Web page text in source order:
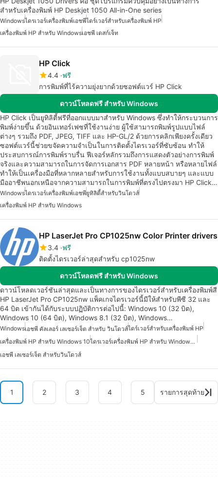
สำหรับเครื่องพิมพ์ HP Deskjet 1050 All-in-One series
Windowsไดรเวอร์เครื่องพิมพ์เอชพีไดร์เวอร์สำหรับเครื่องพิมพ์ HP
เครื่องพิมพ์ HP สำหรับ Windowsเอชพี เดสก์เจ็ท
HP Click
4.4 ฟรี
การพิมพ์ที่ไร้ความยุ่งยากด้วยซอฟต์แวร์ HP Click
ดาวน์โหลดฟรี สำหรับ Windows
HP Click เป็นยูทิลิตี้ฟรีที่ออกแบบมาสำหรับ Windows ซึ่งทำให้กระบวนการ
พิมพ์ง่ายขึ้น ด้วยอินเทอร์เฟซที่ใช้งานง่าย ผู้ใช้สามารถพิมพ์รูปแบบไฟล์
ต่างๆ รวมถึง PDF, JPEG, TIFF และ HP-GL/2 ด้วยการคลิกเพียงครั้งเดียว
ซอฟต์แวร์นี้ช่วยขจัดความจำเป็นในการติดตั้งไดรเวอร์ที่ซับซ้อน ทำให้
ประสบการณ์การพิมพ์ราบรื่น ฟีเจอร์หลักรวมถึงการแสดงตัวอย่างการพิมพ์
จริงและความสามารถในการจัดการเอกสาร PDF หลายหน้า หรือหลายไฟล์
ทำให้เป็นเครื่องมือที่หลากหลายสำหรับการใช้งานทั้งแบบสบายๆ และแบบ
มืออาชีพนอกเหนือจากความสามารถในการพิมพ์ที่ตรงไปตรงมา HP Click…
Windowsไดรเวอร์เครื่องพิมพ์เอชพียูทิลิตี้สำหรับวินโดวส์
เครื่องพิมพ์ HP สำหรับ Windows
HP LaserJet Pro CP1025nw Color Printer drivers
3.4 ฟรี
ติดตั้งไดรเวอร์ล่าสุดสำหรับ cp1025nw
ดาวน์โหลดฟรี สำหรับ Windows
ดาวน์โหลดเวอร์ชันล่าสุดและเป็นทางการของไดรเวอร์สำหรับเครื่องพิมพ์สี
HP LaserJet Pro CP1025nw แพ็คเกจไดรเวอร์นี้มีให้สำหรับพีซี 32 และ
64 บิต เข้ากันได้กับระบบปฏิบัติการต่อไปนี้: Windows 10 (32 บิต),
Windows 10 (64 บิต), Windows 8.1 (32 บิต), Windows…
Windowsเอชพี คัลเลอร์ เลเซอร์เจ็ต สำหรับ วินโดวส์ไดร์เวอร์สำหรับเครื่องพิมพ์ HP
เครื่องพิมพ์ HP สำหรับ Windows 10
ไดรเวอร์เครื่องพิมพ์ HP สำหรับ Windows 7
เอชพี เลเซอร์เจ็ต สำหรับวินโดวส์
1 2 3 4 5 รายการสุดท้าย